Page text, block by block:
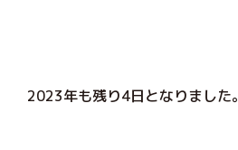
2023年も残り4日となりました。